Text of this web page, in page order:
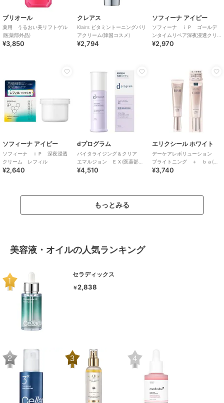
プリオール
薬用 うるおい美リフトゲル
(医薬部外品)
¥3,850
クレアス
Klairs ビタミントーニングバリ
アクリーム(韓国コスメ)
¥2,794
ソフィーナ アイピー
ソフィーナ ｉＰ ゴールデ
ンタイムリペア深夜浸透クリ
ーム
¥2,970
ソフィーナ アイピー
ソフィーナ ｉＰ 深夜浸透
クリーム レフィル
¥2,640
dプログラム
バイタライジング＆クリア
エマルジョン ＥＸ(医薬部外
品)
¥4,510
エリクシール ホワイト
デーケアレボリューション
ブライトニング ＋ ｂａ(医
薬部外品)
¥3,740
もっとみる
美容液・オイルの人気ランキング
セラディックス
￥2,838